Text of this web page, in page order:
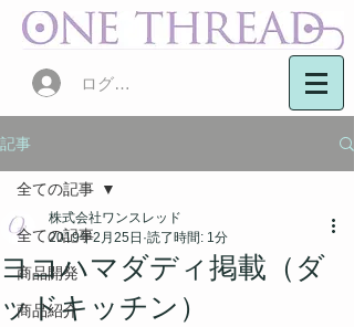
ログイン
記事
全ての記事
商品開発
商品紹介
全ての記事
ヨコハマダディ掲載（ダ
ッドキッチン）
株式会社ワンスレッド
2019年2月25日 読了時間: 1分